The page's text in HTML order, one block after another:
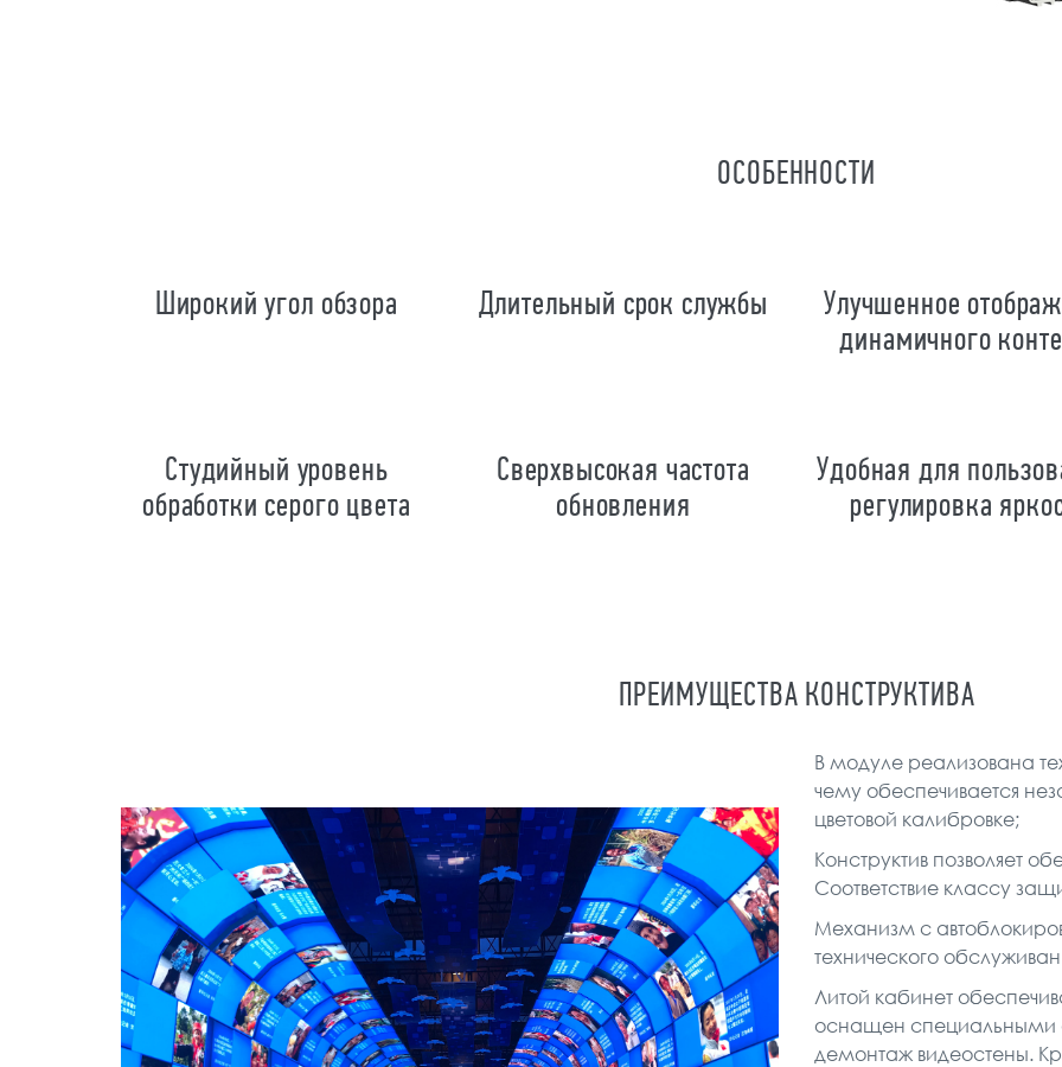
ОСОБЕННОСТИ
Широкий угол обзора Длительный срок службы
Улучшенное
динамичного
Студийный уровень
обработки серого цвета
Сверхвысокая частота
обновления
Удобная для
регулировка
ПРЕИМУЩЕСТВА КОНСТРУКТИВА
В модуле реализована
чему обеспечивается
цветовой калибровке;
Конструктив позволяет
Соответствие классу
Механизм с
технического
Литой кабинет
оснащен специальными
демонтаж видеостены.